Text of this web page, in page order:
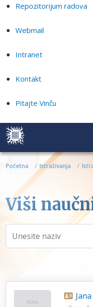
Repozitorijum radova
Webmail
Intranet
Kontakt
Pitajte Vinču
Početna Istraživanja
Viši